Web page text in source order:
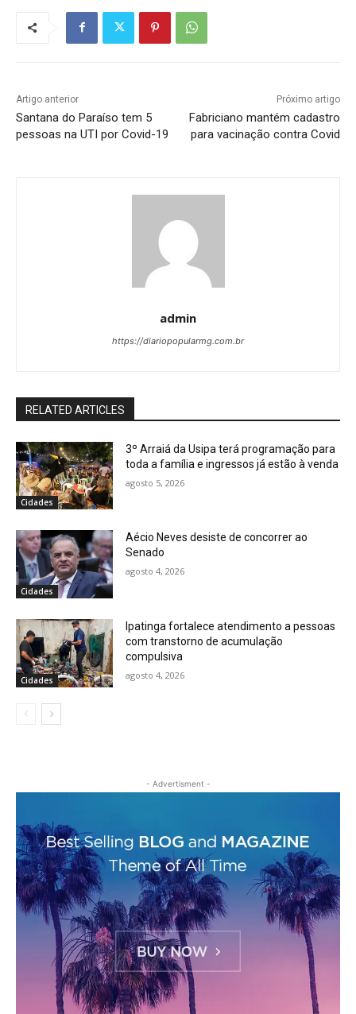
Artigo anterior
Santana do Paraíso tem 5
pessoas na UTI por Covid-19
Próximo artigo
Fabriciano mantém cadastro
para vacinação contra Covid
admin
https://diariopopularmg.com.br
RELATED ARTICLES
Cidades
3º Arraiá da Usipa terá programação para
toda a família e ingressos já estão à venda
agosto 5, 2026
Cidades
Aécio Neves desiste de concorrer ao
Senado
agosto 4, 2026
Cidades
Ipatinga fortalece atendimento a pessoas
com transtorno de acumulação
compulsiva
agosto 4, 2026
- Advertisment -